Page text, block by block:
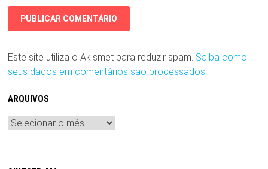
Este site utiliza o Akismet para reduzir spam. Saiba como
seus dados em comentários são processados.
ARQUIVOS
Arquivos